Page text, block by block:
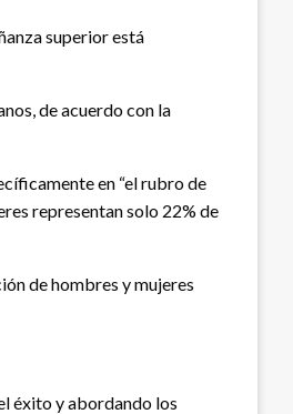
superior está
de acuerdo con la
en “el rubro de
representan solo 22% de
de hombres y mujeres
éxito y abordando los